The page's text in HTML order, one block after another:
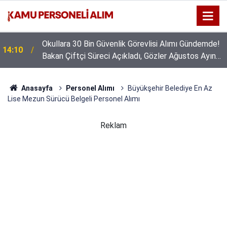
14:10
Okullara 30 Bin Güvenlik Görevlisi Alımı Gündemde!
Bakan Çiftçi Süreci Açıkladı, Gözler Ağustos Ayına
Çevrildi
Anasayfa Personel Alımı
Büyükşehir Belediye En Az
Lise Mezun Sürücü Belgeli Personel Alımı
Reklam